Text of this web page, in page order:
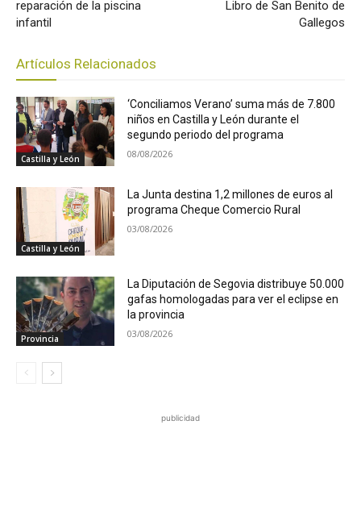
reparación de la piscina
infantil
Libro de San Benito de
Gallegos
Artículos Relacionados
Castilla y León
‘Conciliamos Verano’ suma más de 7.800
niños en Castilla y León durante el
segundo periodo del programa
08/08/2026
Castilla y León
La Junta destina 1,2 millones de euros al
programa Cheque Comercio Rural
03/08/2026
Provincia
La Diputación de Segovia distribuye 50.000
gafas homologadas para ver el eclipse en
la provincia
03/08/2026
publicidad